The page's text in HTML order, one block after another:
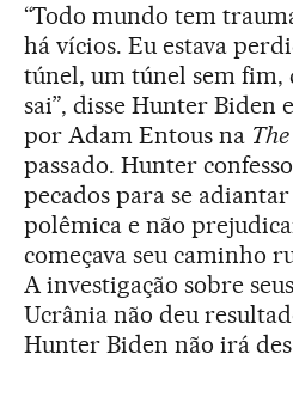
“Todo mundo tem
há vícios. Eu estava
túnel, um túnel sem fim,
sai”, disse Hunter Biden
por Adam Entous na
passado. Hunter
pecados para se
polêmica e não
começava seu caminho
A investigação sobre
Ucrânia não deu
Hunter Biden não irá